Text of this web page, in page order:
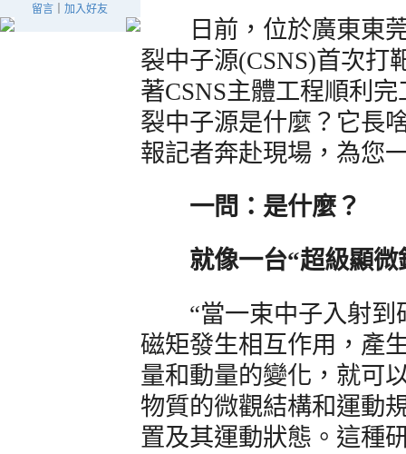
留言 ｜加入好友
日前，位於廣東東
裂中子源(CSNS)首次打
著CSNS主體工程順利
裂中子源是什麼？它長
報記者奔赴現場，為您
一問：是什麼？
就像一台“超級顯
“當一束中子入射到
磁矩發生相互作用，產
量和動量的變化，就可
物質的微觀結構和運動
置及其運動狀態。這種